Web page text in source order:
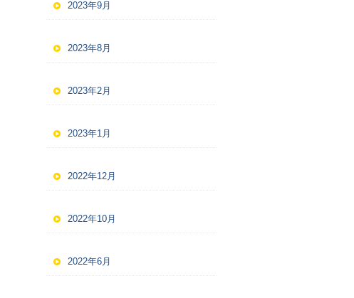
2023年9月
2023年8月
2023年2月
2023年1月
2022年12月
2022年10月
2022年6月